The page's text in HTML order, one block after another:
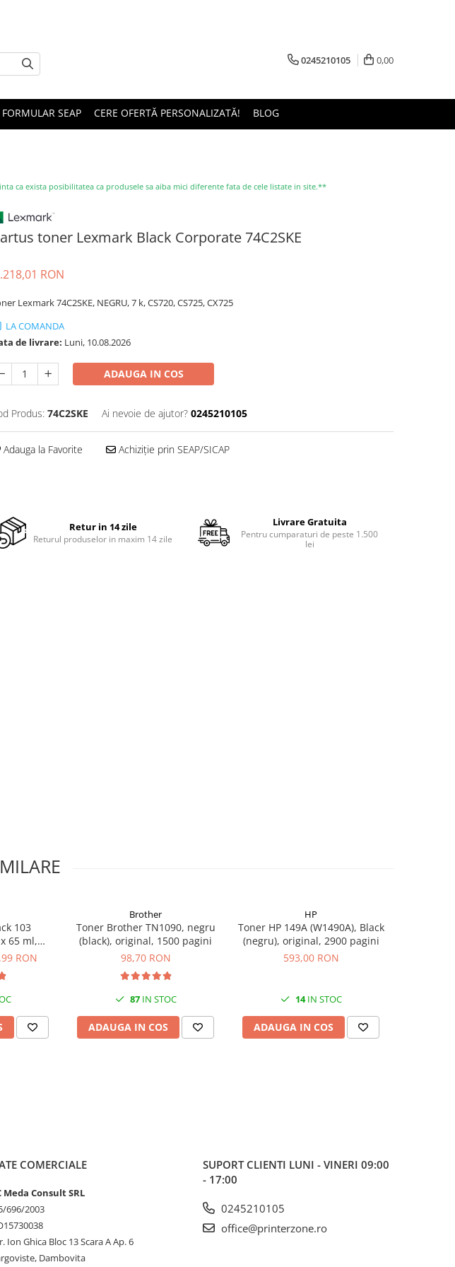
0245210105 0,00
FORMULAR SEAP CERE OFERTĂ PERSONALIZATĂ! BLOG
ca exista posibilitatea ca produsele sa aiba mici diferente fata de cele listate in site.**
toner Lexmark Black Corporate 74C2SKE
RON
Lexmark 74C2SKE, NEGRU, 7 k, CS720, CS725, CX725
LA COMANDA
de livrare: Luni, 10.08.2026
ADAUGA IN COS
Produs: 74C2SKE Ai nevoie de ajutor? 0245210105
Adauga la Favorite Achiziție prin SEAP/SICAP
Retur in 14 zile
Returul produselor in maxim 14 zile
Livrare Gratuita
Pentru cumparaturi de peste 1.500
lei
103
65 ml,
Yellow
RON
Brother
Toner Brother TN1090, negru
(black), original, 1500 pagini
98,70 RON
87IN STOC
ADAUGA IN COS
HP
Toner HP 149A (W1490A), Black
(negru), original, 2900 pagini
593,00 RON
14IN STOC
ADAUGA IN COS
COMERCIALE
Meda Consult SRL
696/2003
Ion Ghica Bloc 13 Scara A Ap. 6
Dambovita
SUPORT CLIENTI LUNI - VINERI 09:00
- 17:00
0245210105
office@printerzone.ro